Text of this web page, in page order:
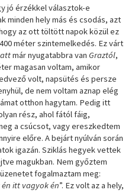
jó érzékkel választok-e
minden hely más és csodás, azt
az ott töltött napok közül ez
méter szintemelkedés. Ez várt
már nyugatabbra vanGraztól,
magasan voltam, amikor
volt, napsütés és persze
de nem voltam aznap elég
otthon hagytam. Pedig itt
rész, ahol fától fáig,
a csúcsot, vagy ereszkedtem
előre. A bejárt nyúlván során
igazán. Sziklás hegyek vettek
magukban. Nem győztem
fogalmaztam meg:
itt vagyok én”. Ez volt az a hely,